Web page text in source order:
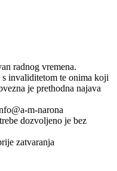
radnog vremena.
invaliditetom te onima koji
je prethodna najava
m-narona
dozvoljeno je bez
zatvaranja